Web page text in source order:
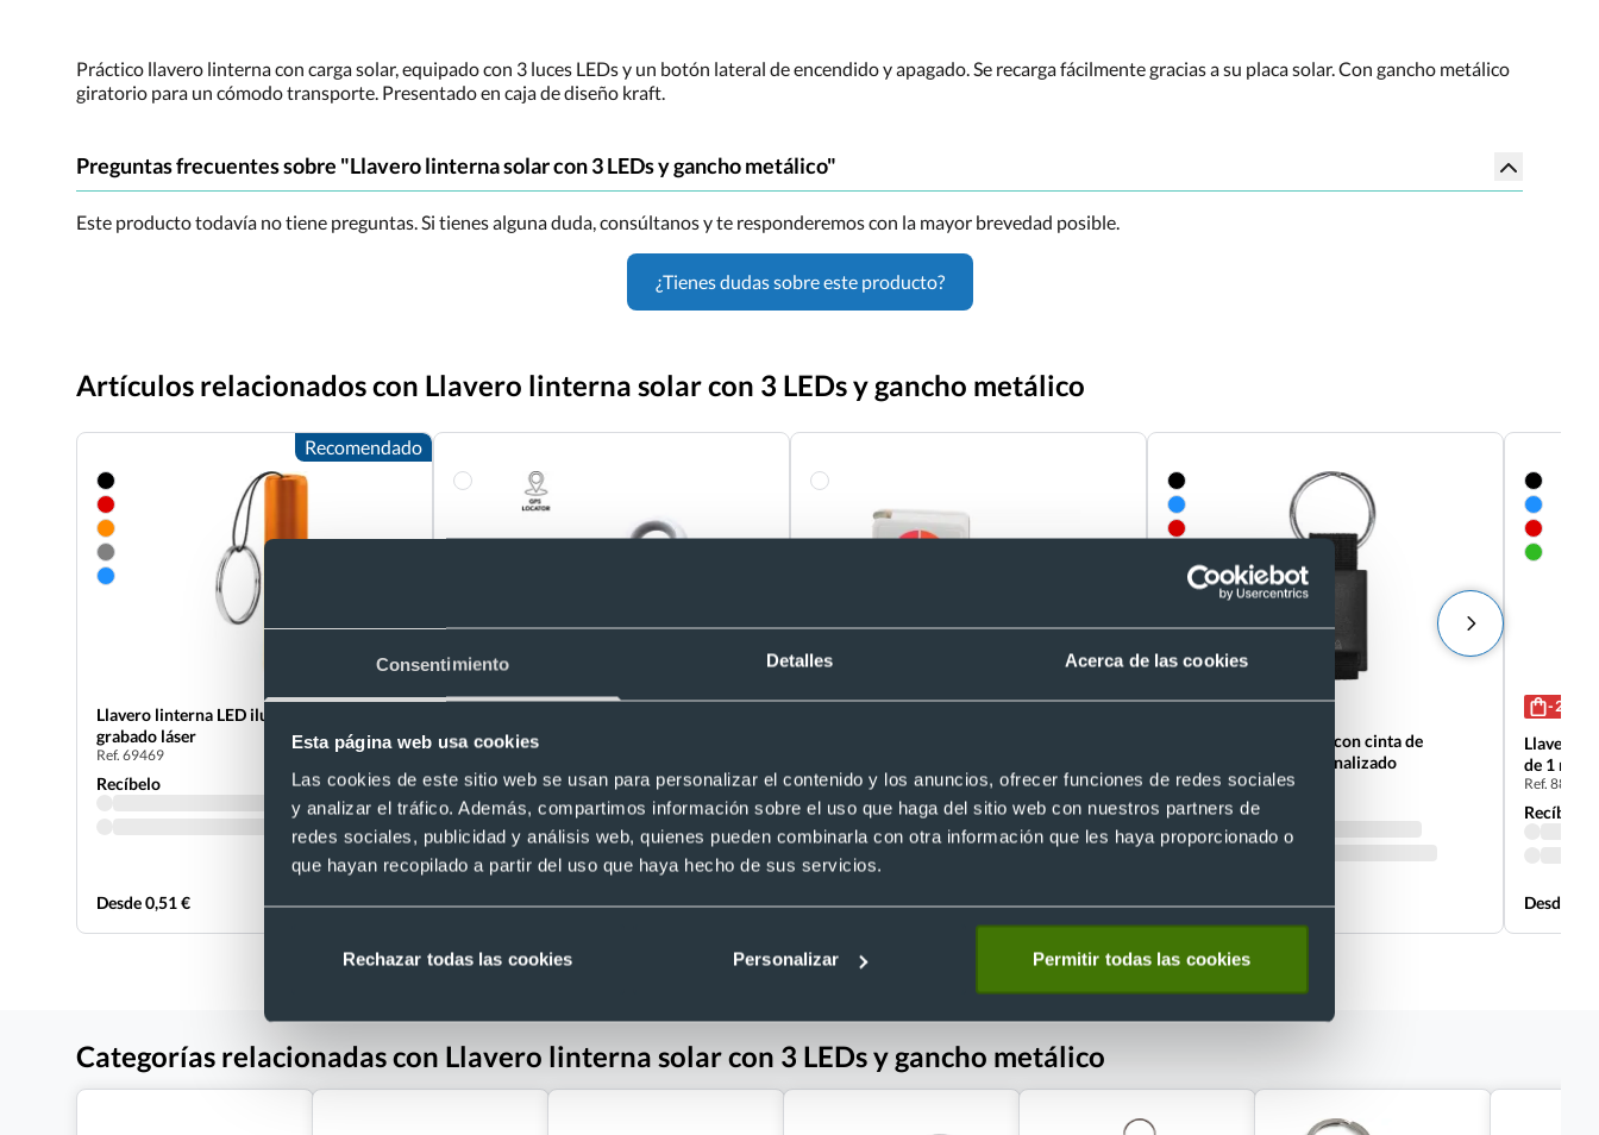
Consentimiento Detalles Acerca de las cookies
Esta página web usa cookies
Las cookies de este sitio web se usan para personalizar el contenido y los anuncios, ofrecer funciones de redes sociales
y analizar el tráfico. Además, compartimos información sobre el uso que haga del sitio web con nuestros partners de
redes sociales, publicidad y análisis web, quienes pueden combinarla con otra información que les haya proporcionado o
que hayan recopilado a partir del uso que haya hecho de sus servicios.
Rechazar todas las cookies Personalizar Permitir todas las cookies
Práctico llavero linterna con carga solar, equipado con 3 luces LEDs y un botón lateral de encendido y apagado. Se recarga fácilmente gracias a su placa solar. Con gancho metálico
giratorio para un cómodo transporte. Presentado en caja de diseño kraft.
Preguntas frecuentes sobre "Llavero linterna solar con 3 LEDs y gancho metálico"
Este producto todavía no tiene preguntas. Si tienes alguna duda, consúltanos y te responderemos con la mayor brevedad posible.
¿Tienes dudas sobre este producto?
Artículos relacionados con Llavero linterna solar con 3 LEDs y gancho metálico
Recomendado
Llavero linterna LED ilumina tu logo con
grabado láser
Ref. 69469
Recíbelo
Desde 0,51 €
geolocalización
Recíbelo
Desde 1,58 €
Recíbelo
Desde 0,39 €
Eco
Llavero ABS reciclado con cinta de
poliéster a juego personalizado
Ref. 8822098
Recíbelo
Desde 0,30 €
- 25 %
Llavero
de 1
Ref. 885547
Recíbelo
Desde
Categorías relacionadas con Llavero linterna solar con 3 LEDs y gancho metálico